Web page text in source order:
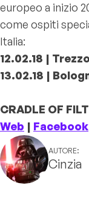
europeo a inizio
come ospiti
Italia:
12.02.18 |
13.02.18 |
CRADLE OF
Web | Facebook
AUTORE:
Cinzia